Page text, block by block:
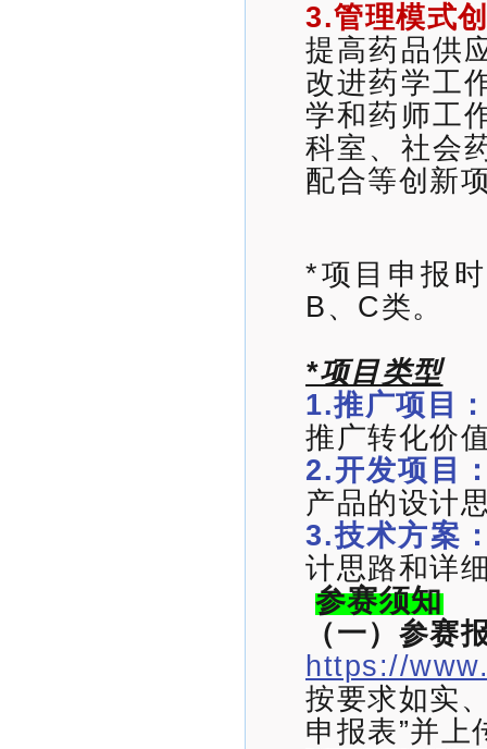
3.管理模式
提高药品供
改进药学工
学和药师工
科室、社会
配合等创新
*项目申报
B、C类。
*项目类型
1.推广项目
推广转化价
2.开发项目
产品的设计
3.技术方案
计思路和详
参赛须知
（一）参赛
https://
按要求如实
申报表”并上